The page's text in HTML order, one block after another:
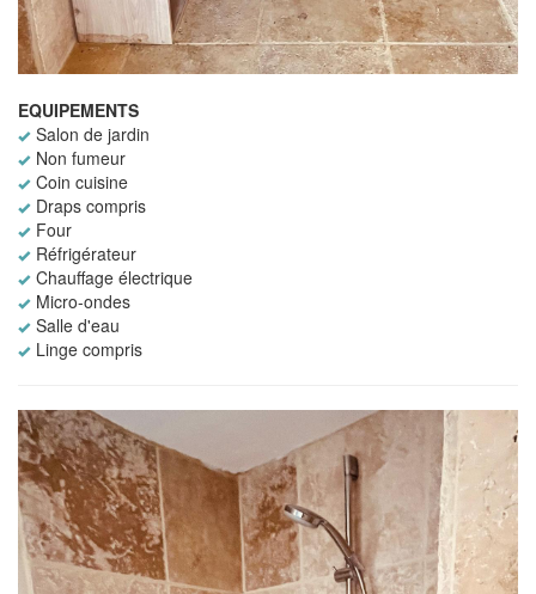
EQUIPEMENTS
Salon de jardin
Non fumeur
Coin cuisine
Draps compris
Four
Réfrigérateur
Chauffage électrique
Micro-ondes
Salle d'eau
Linge compris